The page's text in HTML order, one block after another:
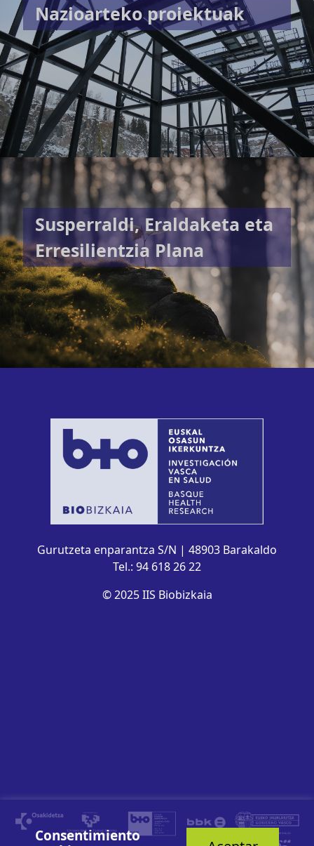
Nazioarteko proiektuak
Susperraldi, Eraldaketa eta
Erresilientzia Plana
Gurutzeta enparantza S/N | 48903 Barakaldo
Tel.: 94 618 26 22
© 2025 IIS Biobizkaia
Consentimiento